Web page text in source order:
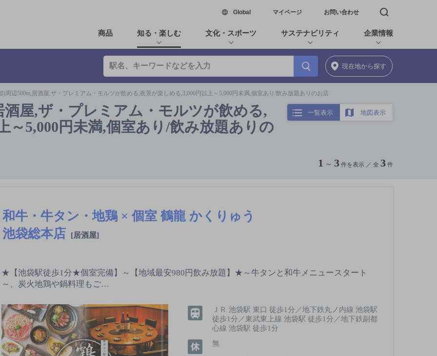
Global新しいウィンドウで開く
マイページ お問い合わせ 検索窓を開く
商品 知る・楽しむ 文化・スポーツ サステナビリティ 企業情報
現在地から探す
)周辺500m,居酒屋,ザ・プレミアム・モルツが飲める,夜景が楽しめる,3,000円以上～5,000円未満,個室あり/飲み放題ありのお店
酒屋,ザ・プレミアム・モルツが飲める,
～5,000円未満,個室あり/飲み放題ありの
一覧表示 地図表示
1 ～ 3 件を表示 ／ 全 3 件
和牛・牛タン・地鶏 × 個室 鶴龍 かくりゅう
池袋総本店
[居酒屋]
★【池袋駅徒歩1分★個室完備】～【地域最安980円飲み放題】★～牛タンと和牛メニュースタート
～、炭火地鶏や鍋料理もご…
ＪＲ 池袋駅 東口 徒歩1分／地下鉄丸ノ内線 池袋駅
徒歩1分／東武東上線 池袋駅 徒歩1分／地下鉄副都
心線 池袋駅 徒歩1分
無